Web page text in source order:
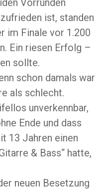
Vorrunden
ist, standen
im Finale vor 1.200
Ein riesen Erfolg –
sollte.
schon damals war
als schlecht.
unverkennbar,
Ende und dass
13 Jahren einen
& Bass“ hatte,
neuen Besetzung